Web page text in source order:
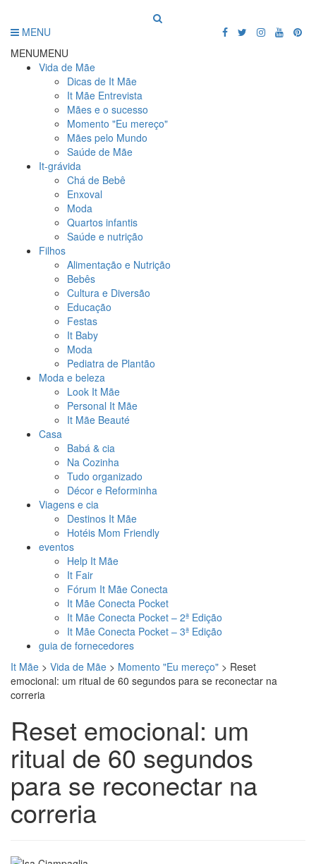
MENU
MENUMENU
Vida de Mãe
Dicas de It Mãe
It Mãe Entrevista
Mães e o sucesso
Momento "Eu mereço"
Mães pelo Mundo
Saúde de Mãe
It-grávida
Chá de Bebê
Enxoval
Moda
Quartos infantis
Saúde e nutrição
Filhos
Alimentação e Nutrição
Bebês
Cultura e Diversão
Educação
Festas
It Baby
Moda
Pediatra de Plantão
Moda e beleza
Look It Mãe
Personal It Mãe
It Mãe Beauté
Casa
Babá & cia
Na Cozinha
Tudo organizado
Décor e Reforminha
Viagens e cia
Destinos It Mãe
Hotéis Mom Friendly
eventos
Help It Mãe
It Fair
Fórum It Mãe Conecta
It Mãe Conecta Pocket
It Mãe Conecta Pocket – 2ª Edição
It Mãe Conecta Pocket – 3ª Edição
guia de fornecedores
It Mãe > Vida de Mãe > Momento "Eu mereço" > Reset
emocional: um ritual de 60 segundos para se reconectar na
correria
Reset emocional: um
ritual de 60 segundos
para se reconectar na
correria